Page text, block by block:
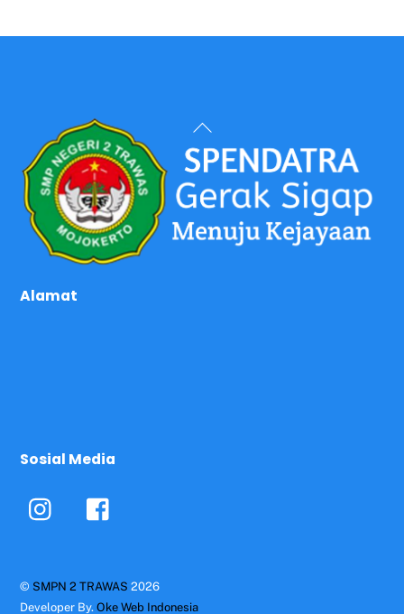
Back
To
Top
Alamat
Sosial Media
© SMPN 2 TRAWAS 2026
Developer By.Oke Web Indonesia